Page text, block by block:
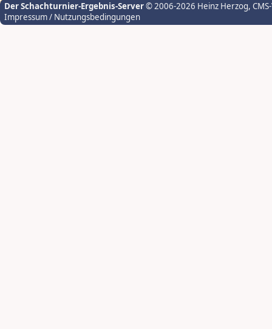
Der Schachturnier-Ergebnis-Server© 2006-2026 Heinz Herzog,
Impressum / Nutzungsbedingungen